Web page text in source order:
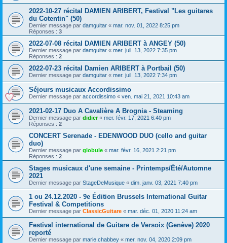
2022-10-27 récital DAMIEN ARIBERT, Festival "Les guitares
du Cotentin" (50)
Dernier message par damguitar « mar. nov. 01, 2022 8:25 pm
Réponses : 3
2022-07-08 récital DAMIEN ARIBERT à ANGEY (50)
Dernier message par damguitar « mer. juil. 13, 2022 7:35 pm
Réponses : 2
2022-07-23 récital Damien ARIBERT à Portbail (50)
Dernier message par damguitar « mer. juil. 13, 2022 7:34 pm
Séjours musicaux Accordissimo
Dernier message par accordissimo « ven. mai 21, 2021 10:43 am
2021-02-17 Duo A Cavalière A Brognia - Steaming
Dernier message par didier« mer. févr. 17, 2021 6:40 pm
Réponses : 2
CONCERT Serenade - EDENWOOD DUO (cello and guitar
duo)
Dernier message par globule « mar. févr. 16, 2021 2:21 pm
Réponses : 2
Stages musicaux d'une semaine - Printemps/Été/Automne
2021
Dernier message par StageDeMusique « dim. janv. 03, 2021 7:40 pm
1 ou 24.12.2020 - 9e Édition Brussels International Guitar
Festival & Competitions
Dernier message par ClassicGuitare « mar. déc. 01, 2020 11:24 am
Festival international de Guitare de Versoix (Genève) 2020
reporté
Dernier message par marie.chabbey « mer. nov. 04, 2020 2:09 pm